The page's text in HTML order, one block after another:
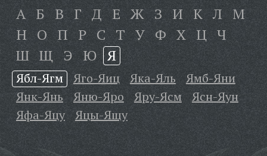
А Б В Г Д Е Ж З И К Л М
Н О П Р С Т У Ф Х Ц Ч
Ш Щ Э Ю Я
Ябл-Ягм Яго-Яиц Яка-Яль
Ямб-Яни
Янк-Янь
Яню-Яро Яру-Ясм
Ясн-Яун
Яфа-Яцу
Яцы-Ящу